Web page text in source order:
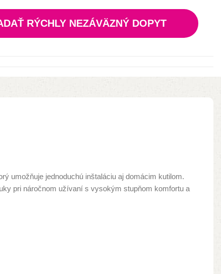
RÝCHLY NEZÁVÄZNÝ DOPYT
umožňuje jednoduchú inštaláciu aj domácim kutilom.
pri náročnom užívaní s vysokým stupňom komfortu a